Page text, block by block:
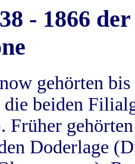
- 1866
gehörten
beiden
Früher
Doderlage